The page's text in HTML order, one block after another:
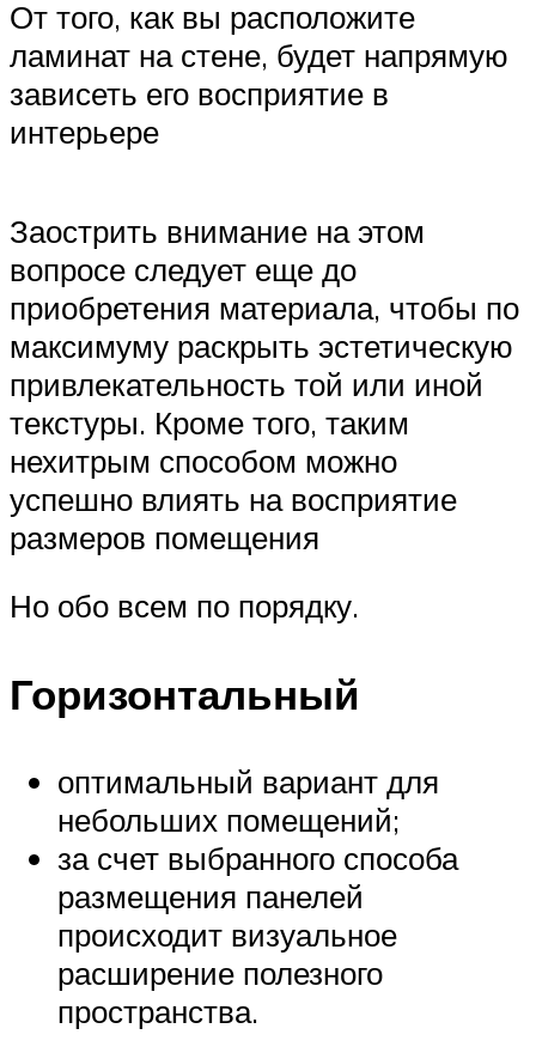
От того, как вы расположите
ламинат на стене, будет напрямую
зависеть его восприятие в
интерьере
Заострить внимание на этом
вопросе следует еще до
приобретения материала, чтобы по
максимуму раскрыть эстетическую
привлекательность той или иной
текстуры. Кроме того, таким
нехитрым способом можно
успешно влиять на восприятие
размеров помещения
Но обо всем по порядку.
Горизонтальный
оптимальный вариант для
небольших помещений;
за счет выбранного способа
размещения панелей
происходит визуальное
расширение полезного
пространства.